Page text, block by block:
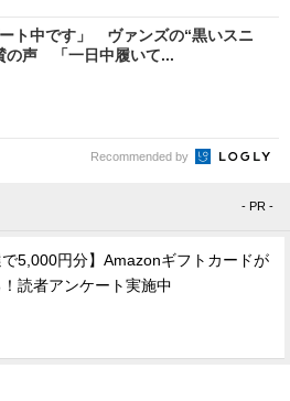
ート中です」 ヴァンズの“黒いスニ
の声 「一日中履いて...
Recommended by
- PR -
で5,000円分】Amazonギフトカードが
読者アンケート実施中